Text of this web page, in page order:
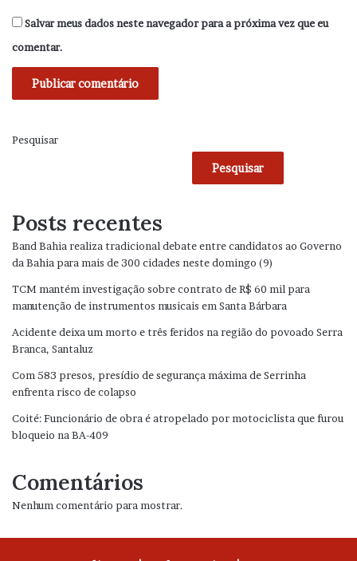
Salvar meus dados neste navegador para a próxima vez que eu
comentar.
Pesquisar
Pesquisar
Posts recentes
Band Bahia realiza tradicional debate entre candidatos ao Governo
da Bahia para mais de 300 cidades neste domingo (9)
TCM mantém investigação sobre contrato de R$ 60 mil para
manutenção de instrumentos musicais em Santa Bárbara
Acidente deixa um morto e três feridos na região do povoado Serra
Branca, Santaluz
Com 583 presos, presídio de segurança máxima de Serrinha
enfrenta risco de colapso
Coité: Funcionário de obra é atropelado por motociclista que furou
bloqueio na BA-409
Comentários
Nenhum comentário para mostrar.